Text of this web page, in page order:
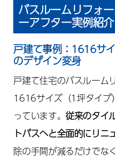
バスルームリフォ
ーアフター実例紹介
戸建て事例：1616サ
のデザイン変身
戸建て住宅のバスルーム
1616サイズ（1坪タイプ
っています。従来のタイ
トバスへと全面的にリニ
除の手間が減るだけでな